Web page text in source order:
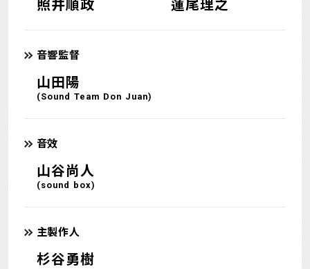
照井順政 蓮尾理之
音響監督
山田陽
(Sound Team Don Juan)
音效
山谷尚人
(sound box)
主製作人
杉谷勇樹